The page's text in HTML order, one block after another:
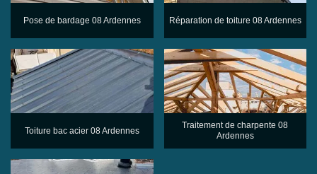
Pose de bardage 08 Ardennes Réparation de toiture 08 Ardennes
Toiture bac acier 08 Ardennes
Traitement de charpente 08
Ardennes